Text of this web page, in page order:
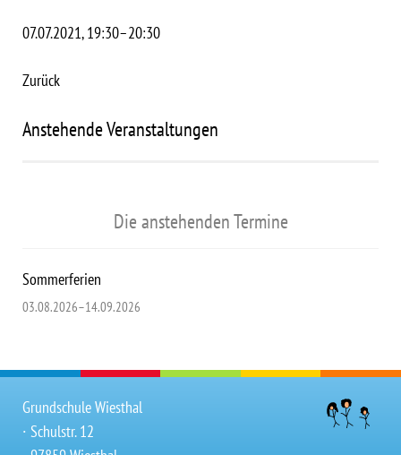
07.07.2021, 19:30–20:30
Zurück
Anstehende Veranstaltungen
Die anstehenden Termine
Sommerferien
03.08.2026–14.09.2026
Grundschule Wiesthal
∙ Schulstr. 12